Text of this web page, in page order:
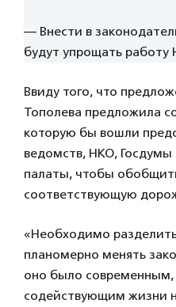
— Внести в
будут упрощать работу
Ввиду того, что
Тополева предложила
которую бы вошли
ведомств, НКО,
палаты, чтобы
соответствующую
«Необходимо
планомерно менять
оно было
содействующим жизни